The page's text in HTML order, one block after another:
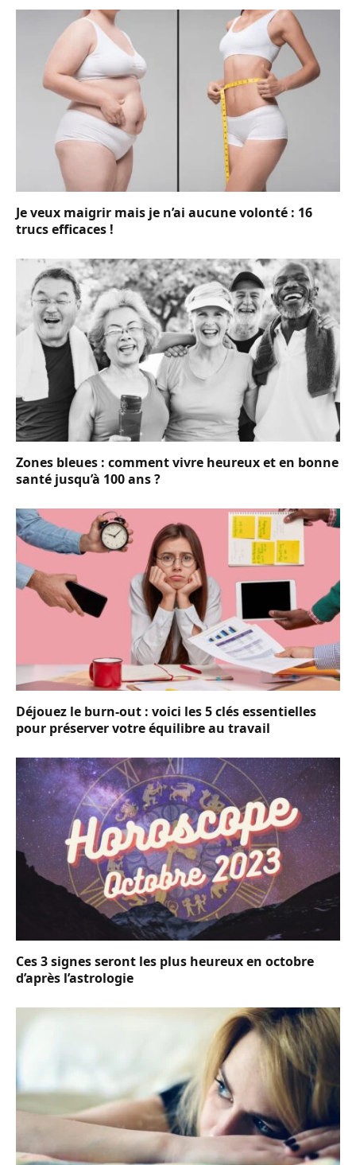
Je veux maigrir mais je n’ai aucune volonté : 16
trucs efficaces !
Zones bleues : comment vivre heureux et en bonne
santé jusqu’à 100 ans ?
Déjouez le burn-out : voici les 5 clés essentielles
pour préserver votre équilibre au travail
Ces 3 signes seront les plus heureux en octobre
d’après l’astrologie